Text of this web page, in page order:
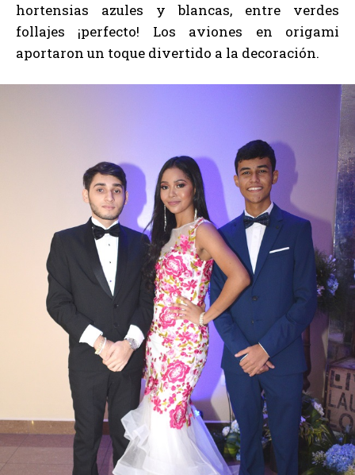
hortensias azules y blancas, entre verdes
follajes ¡perfecto! Los aviones en origami
aportaron un toque divertido a la decoración.